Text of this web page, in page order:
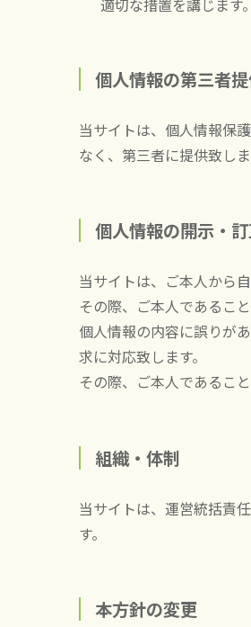
適切な措置を講じます。
個人情報の第三者
当サイトは、個人情報保
なく、第三者に提供致しま
個人情報の開示・
当サイトは、ご本人から
その際、ご本人であるこ
個人情報の内容に誤りが
求に対応致します。
その際、ご本人であるこ
組織・体制
当サイトは、運営統括責
す。
本方針の変更